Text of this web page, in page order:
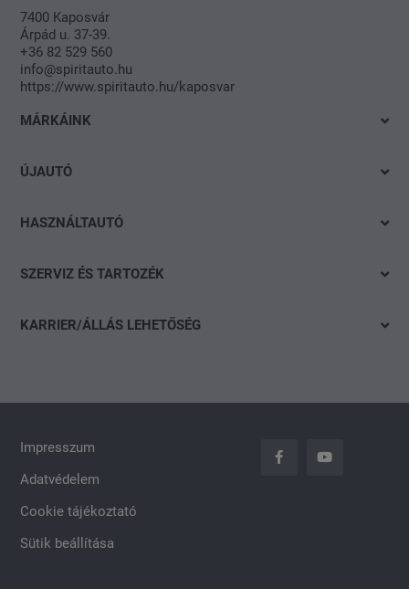
7400 Kaposvár
Árpád u. 37-39.
+36 82 529 560
info@spiritauto.hu
https://www.spiritauto.hu/kaposvar
MÁRKÁINK
Audi
CUPRA
ÚJAUTÓ
Ajánlatok és akciók
Konfigurálás
HASZNÁLTAUTÓ
Részletes keresés
SZERVIZ ÉS TARTOZÉK
Szervizidőpont-foglalás
KARRIER/ÁLLÁS LEHETŐSÉG
Impresszum
Adatvédelem
Cookie tájékoztató
Sütik beállítása